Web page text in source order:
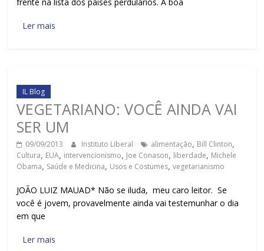
Ler mais
IL Blog
VEGETARIANO: VOCÊ AINDA VAI
SER UM
09/09/2013 Instituto Liberal alimentação, Bill Clinton,
Cultura, EUA, intervencionismo, Joe Conason, liberdade, Michele
Obama, Saúde e Medicina, Usos e Costumes,vegetarianismo
JOÃO LUIZ MAUAD* Não se iluda, meu caro leitor. Se
você é jovem, provavelmente ainda vai testemunhar o dia
em que
Ler mais